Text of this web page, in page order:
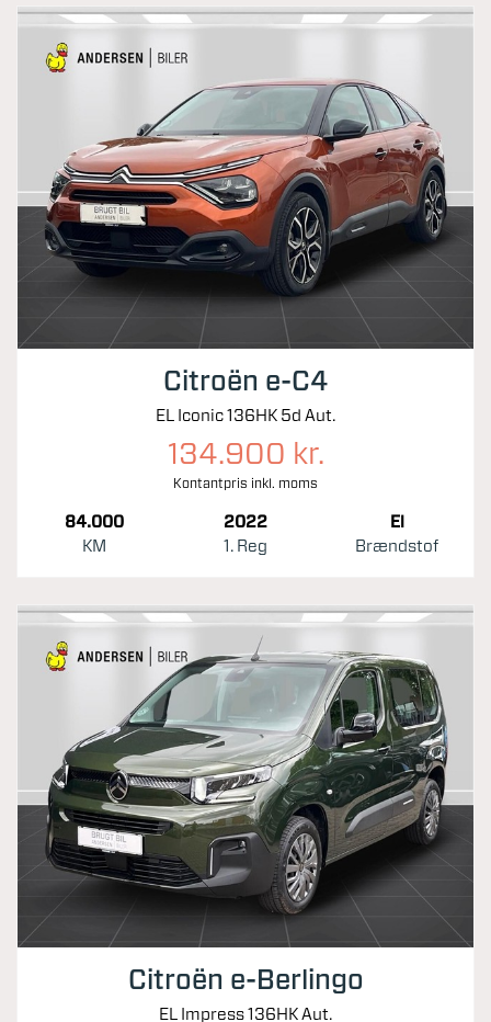
Citroën e-C4
EL Iconic 136HK 5d Aut.
134.900 kr.
Kontantpris inkl. moms
84.000
KM
2022
1. Reg
El
Brændstof
Citroën e-Berlingo
EL Impress 136HK Aut.